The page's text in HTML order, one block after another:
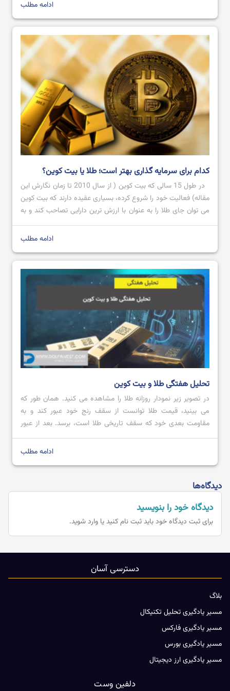
بهترین نرم افزار های ترید ارز دیجیتال در سال 2024
آموزش صرافی Bingx از ثبت نام تا خرید و فروش ارز دیجیتال
ادامه مطلب
کدام برای سرمایه گذاری بهتر است؛ طلا یا بیت کوین؟
در طول 15 سالی که بیت کوین ( از سال 2010 تا زمان نگارش این
مقاله) فعالیت خود را شروع کرده، بسیاری عقیده دارند که بیت کوین
می توان جای طلا را به عنوان با ارزش ترین دارایی تصاحب کند و به
عنوان طلای دیجیتال شناخته شود؛ اما تاکنون که چنین اتفاقی
ادامه مطلب
تحلیل هفتگی طلا و بیت کوین
در تصویر زیر نمودار روزانه طلا را مشاهده می کنید. همان طور که
می بینید، قیمت طلا توانست از سقف رنج خود عبور کند و به
مقاومت بعدی خود که سقف تاریخی طلا است، برسد. بعد از عبور
قیمت از محدوده مقاومتی 2728.80 تا 2711.57 با کندل صعودی
ادامه مطلب
دیدگاه‌ها
دیدگاه خود را بنویسید
برای ثبت دیدگاه خود بایدثبت نام کنید یا وارد شوید.
دسترسی آسان
بلاگ
مسیر یادگیری تحلیل تکنیکال
مسیر یادگیری فارکس
مسیر یادگیری بورس
مسیر یادگیری ارز دیجیتال
دلفین وست